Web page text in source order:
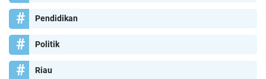
Pendidikan
Politik
Riau